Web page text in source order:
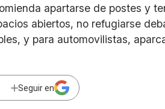
apartarse de postes y
abiertos, no refugiarse
y para automovilistas,
Seguir en